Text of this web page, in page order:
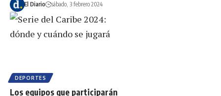
El Diario sábado, 3 febrero 2024
DEPORTES
Los equipos que participarán